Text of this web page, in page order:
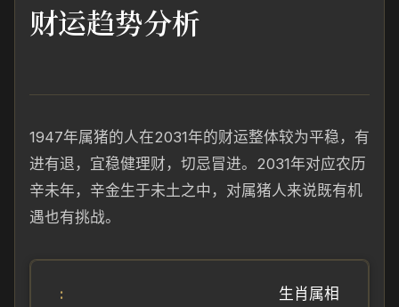
财运趋势分析
1947年属猪的人在2031年的财运整体较为平稳，有
进有退，宜稳健理财，切忌冒进。2031年对应农历
辛未年，辛金生于未土之中，对属猪人来说既有机
遇也有挑战。
生肖属相